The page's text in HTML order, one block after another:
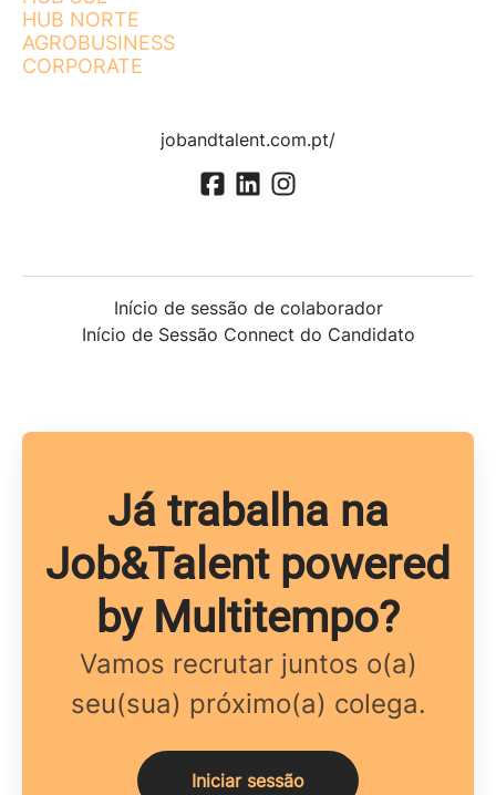
HUB NORTE
AGROBUSINESS
CORPORATE
jobandtalent.com.pt/
Início de sessão de colaborador
Início de Sessão Connect do Candidato
Já trabalha na
Job&Talent powered
by Multitempo?
Vamos recrutar juntos o(a)
seu(sua) próximo(a) colega.
Iniciar sessão